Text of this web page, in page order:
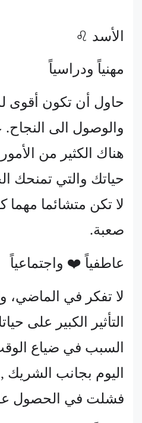
الأسد ♌
مهنياً ودراسياً
حاول أن تكون أقوى
والوصول الى
هناك الكثير من
حياتك والتي تمنحك
لا تكن متشائما
صعبة.
عاطفياً ❤️ واجتماعياً
لا تفكر في الماضي،
التأثير الكبير على
السبب في ضياع
اليوم بجانب
فشلت في الحصول